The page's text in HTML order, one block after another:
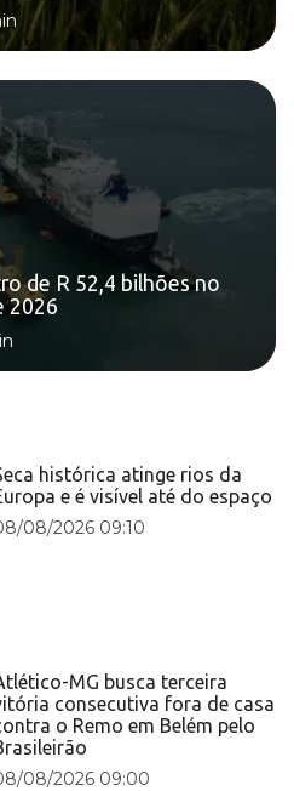
de R 52,4 bilhões no
2026
histórica atinge rios da
e é visível até do espaço
08/2026 09:10
MG busca terceira
consecutiva fora de casa
o Remo em Belém pelo
08/2026 09:00